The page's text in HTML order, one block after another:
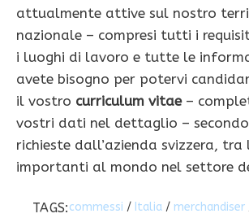
attualmente attive sul nostro
nazionale – compresi tutti i
i luoghi di lavoro e tutte le
avete bisogno per potervi
il vostro curriculum vitae–
vostri dati nel dettaglio –
richieste dall’azienda svizzera, tra
importanti al mondo nel settore
TAGS:commessi / Italia/ merchandiser